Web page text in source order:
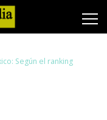
Según el ranking